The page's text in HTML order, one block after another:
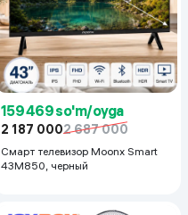
159 469 so'm/oyga
2 187 0002 687 000
Смарт телевизор Moonx Smart
43M850, черный